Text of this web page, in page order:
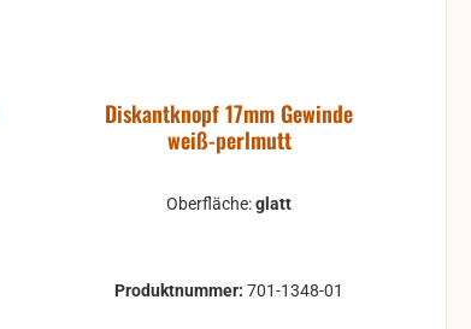
Diskantknopf 17mm Gewinde
weiß-perlmutt
Oberfläche:glatt
Produktnummer:701-1348-01